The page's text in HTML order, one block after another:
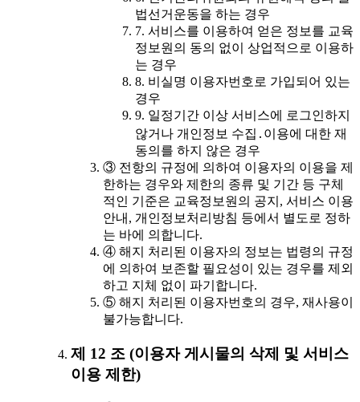
법선거운동을 하는 경우
7. 서비스를 이용하여 얻은 정보를 교육
정보원의 동의 없이 상업적으로 이용하
는 경우
8. 비실명 이용자번호로 가입되어 있는
경우
9. 일정기간 이상 서비스에 로그인하지
않거나 개인정보 수집․이용에 대한 재
동의를 하지 않은 경우
③ 전항의 규정에 의하여 이용자의 이용을 제
한하는 경우와 제한의 종류 및 기간 등 구체
적인 기준은 교육정보원의 공지, 서비스 이용
안내, 개인정보처리방침 등에서 별도로 정하
는 바에 의합니다.
④ 해지 처리된 이용자의 정보는 법령의 규정
에 의하여 보존할 필요성이 있는 경우를 제외
하고 지체 없이 파기합니다.
⑤ 해지 처리된 이용자번호의 경우, 재사용이
불가능합니다.
제 12 조 (이용자 게시물의 삭제 및 서비스
이용 제한)